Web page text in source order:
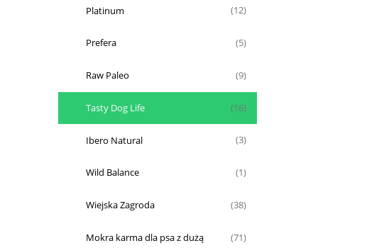
Platinum (12)
Prefera (5)
Raw Paleo (9)
Tasty Dog Life (16)
Ibero Natural (3)
Wild Balance (1)
Wiejska Zagroda (38)
Mokra karma dla psa z dużą
(71)